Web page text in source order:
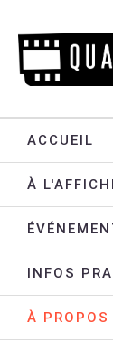
ACCUEIL
À
INFOS
À PROPOS